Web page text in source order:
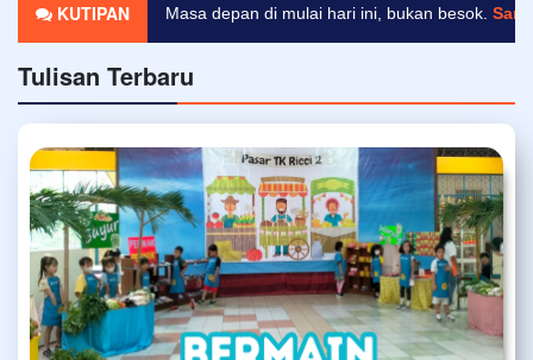
KUTIPAN Masa depan di mulai hari ini, bukan besok.
Tulisan Terbaru